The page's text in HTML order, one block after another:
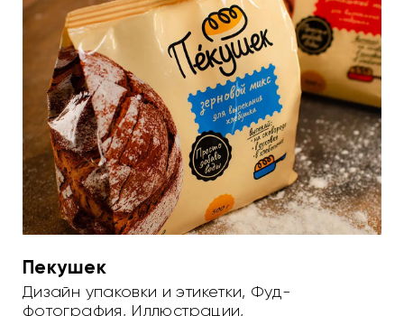
Пекушек
Дизайн упаковки и этикетки, Фуд-
фотография, Иллюстрации,